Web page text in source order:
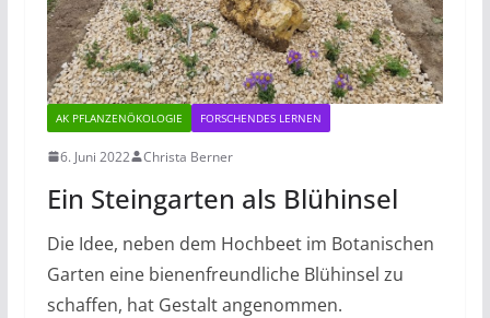
AK PFLANZENÖKOLOGIE FORSCHENDES LERNEN
6. Juni 2022 Christa Berner
Ein Steingarten als Blühinsel
Die Idee, neben dem Hochbeet im Botanischen
Garten eine bienenfreundliche Blühinsel zu
schaffen, hat Gestalt angenommen.